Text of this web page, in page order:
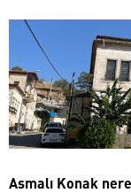
Asmalı Konak